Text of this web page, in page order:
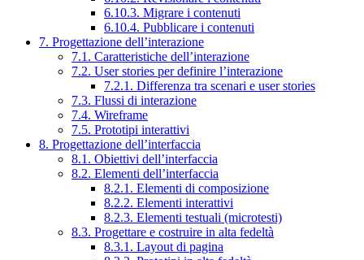
6.10.3. Migrare i contenuti
6.10.4. Pubblicare i contenuti
7. Progettazione dell’interazione
7.1. Caratteristiche dell’interazione
7.2. User stories per definire l’interazione
7.2.1. Differenza tra scenari e user stories
7.3. Flussi di interazione
7.4. Wireframe
7.5. Prototipi interattivi
8. Progettazione dell’interfaccia
8.1. Obiettivi dell’interfaccia
8.2. Elementi dell’interfaccia
8.2.1. Elementi di composizione
8.2.2. Elementi interattivi
8.2.3. Elementi testuali (microtesti)
8.3. Progettare e costruire in alta fedeltà
8.3.1. Layout di pagina